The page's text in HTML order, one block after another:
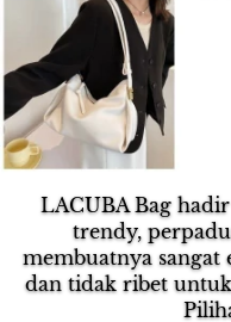
LACUBA Bag
trendy,
membuatnya sangat
dan tidak ribet